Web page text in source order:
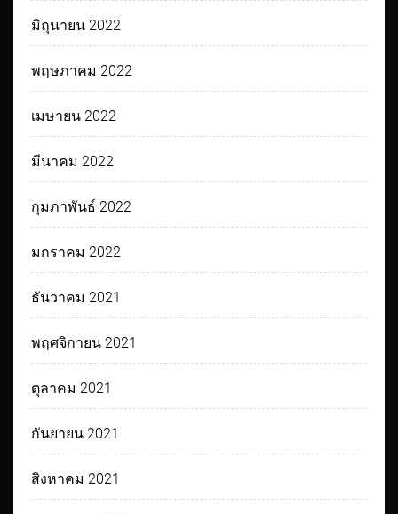
มิถุนายน 2022
พฤษภาคม 2022
เมษายน 2022
มีนาคม 2022
กุมภาพันธ์ 2022
มกราคม 2022
ธันวาคม 2021
พฤศจิกายน 2021
ตุลาคม 2021
กันยายน 2021
สิงหาคม 2021